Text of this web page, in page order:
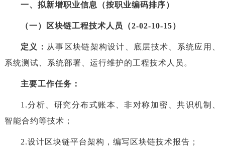
一、拟新增职业信息（按职业编码排序）
（一）区块链工程技术人员（2-02-10-15）
定义： 从事区块链架构设计、底层技术、系统应用、
系统测试、系统部署、运行维护的工程技术人员。
主要工作任务：
1.分析、研究分布式账本、非对称加密、共识机制、
智能合约等技术；
2.设计区块链平台架构，编写区块链技术报告；